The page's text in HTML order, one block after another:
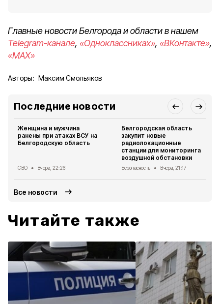
Главные новости Белгорода и области в нашем
Telegram-канале, «Одноклассниках», «ВКонтакте»,
«MAX»
Авторы: Максим Смольяков
Последние новости
Женщина и мужчина
ранены при атаках ВСУ на
Белгородскую область
СВО Вчера, 22:26
Белгородская область
закупит новые
радиолокационные
станции для мониторинга
воздушной обстановки
Безопасность Вчера, 21:17
Все новости
Читайте также